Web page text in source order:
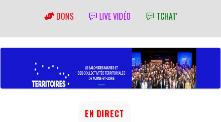
DONS LIVE VIDÉO TCHAT'
EN DIRECT